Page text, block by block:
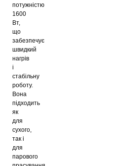
потужністю
1600
Вт,
що
забезпечує
швидкий
нагрів
і
стабільну
роботу.
Вона
підходить
як
для
сухого,
так і
для
парового